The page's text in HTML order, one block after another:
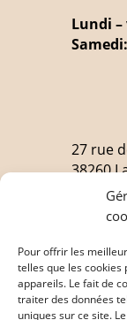
Pour offrir les
telles que les
appareils. Le fait de
traiter des données
uniques sur ce site.
Lundi
Samedi:
27 rue
38260